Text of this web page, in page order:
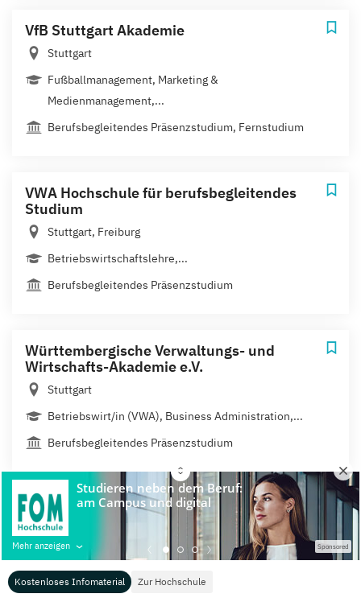
Kostenloses Infomaterial Zur Hochschule
Mehr anzeigen Sponsored
VfB Stuttgart Akademie
Stuttgart
Fußballmanagement, Marketing &
Medienmanagement,...
Berufsbegleitendes Präsenzstudium, Fernstudium
VWA Hochschule für berufsbegleitendes
Studium
Stuttgart, Freiburg
Betriebswirtschaftslehre,...
Berufsbegleitendes Präsenzstudium
Württembergische Verwaltungs- und
Wirtschafts-Akademie e.V.
Stuttgart
Betriebswirt/in (VWA), Business Administration,...
Berufsbegleitendes Präsenzstudium
Für Studierende
Übersicht Studienportale
Für Hochschulen